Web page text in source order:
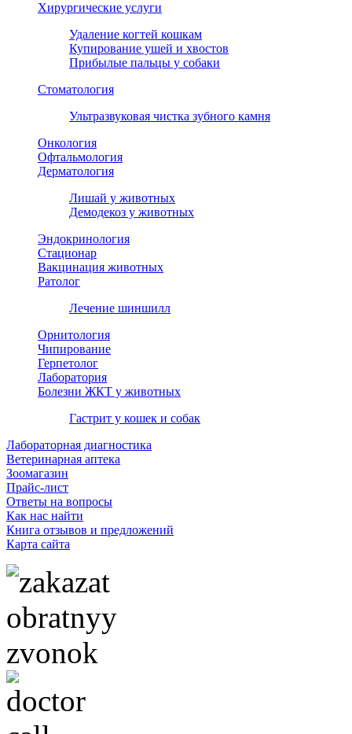
Хирургические услуги
Удаление когтей кошкам
Купирование ушей и хвостов
Прибылые пальцы у собаки
Стоматология
Ультразвуковая чистка зубного камня
Онкология
Офтальмология
Дерматология
Лишай у животных
Демодекоз у животных
Эндокринология
Стационар
Вакцинация животных
Ратолог
Лечение шиншилл
Орнитология
Чипирование
Герпетолог
Лаборатория
Болезни ЖКТ у животных
Гастрит у кошек и собак
Лабораторная диагностика
Ветеринарная аптека
Зоомагазин
Прайс-лист
Ответы на вопросы
Как нас найти
Книга отзывов и предложений
Карта сайта